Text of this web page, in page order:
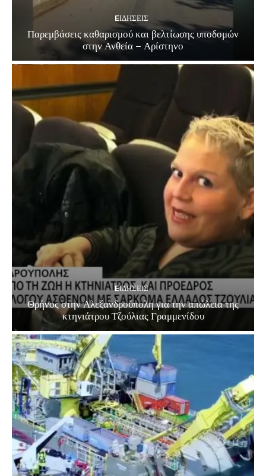
EΙΔΗΣΕΙΣ
Παρεμβάσεις καθαρισμού και βελτίωσης υποδομών
στην Ανθεία – Αρίστηνο
EΙΔΗΣΕΙΣ
Θρήνος στην Αλεξανδρούπολη για την απώλεια της
κτηνιάτρου Τζούλιας Γραμμενίδου